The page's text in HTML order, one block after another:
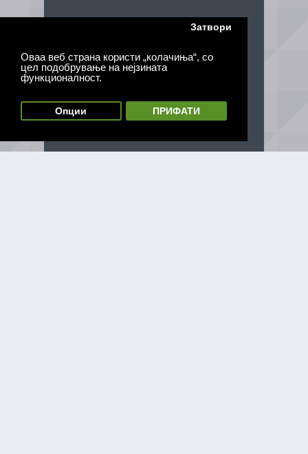
Оваа веб страна користи „колачиња“, со
цел подобрување на нејзината
функционалност.
Затвори
Опции ПРИФАТИ